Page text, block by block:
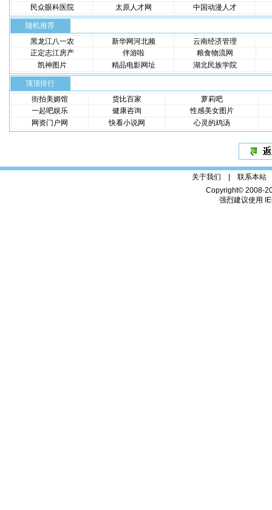
民众眼科医院
太原人才网 中国动漫人才
随机推荐
黑龙江八一农
新华网河北频
云南经济管理
正定志江房产
伴游啦
粮食物流网
凯神图片
精品电影网址 湖北民族学院
顶顶排行
街拍美媚馆
货比百家
萝莉吧
一起吧娱乐
健康咨询
性感美女图片
网资门户网
快看小说网 心灵的鸡汤
关于我们 | 联系本站
Copyright© 2008-
强烈建议使用